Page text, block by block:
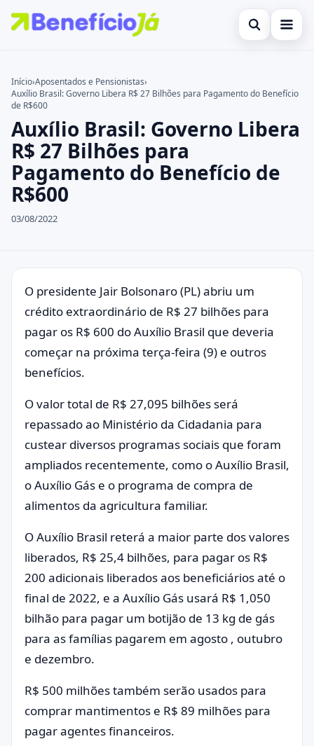
Abrir busca
Cartões de Crédito
Benefícios
Atualidades Econômicas
Legal
Buscar no site
Buscar por:
Pressione Enter para buscar ou ESC para fechar.
Início›Aposentados e Pensionistas›
Auxílio Brasil: Governo Libera R$ 27 Bilhões para Pagamento do Benefício
de R$600
Auxílio Brasil: Governo Libera
R$ 27 Bilhões para
Pagamento do Benefício de
R$600
03/08/2022
O presidente Jair Bolsonaro (PL) abriu um
crédito extraordinário de R$ 27 bilhões para
pagar os R$ 600 do Auxílio Brasil que deveria
começar na próxima terça-feira (9) e outros
benefícios.
O valor total de R$ 27,095 bilhões será
repassado ao Ministério da Cidadania para
custear diversos programas sociais que foram
ampliados recentemente, como o Auxílio Brasil,
o Auxílio Gás e o programa de compra de
alimentos da agricultura familiar.
O Auxílio Brasil reterá a maior parte dos valores
liberados, R$ 25,4 bilhões, para pagar os R$
200 adicionais liberados aos beneficiários até o
final de 2022, e a Auxílio Gás usará R$ 1,050
bilhão para pagar um botijão de 13 kg de gás
para as famílias pagarem em agosto , outubro
e dezembro.
R$ 500 milhões também serão usados ​​para
comprar mantimentos e R$ 89 milhões para
pagar agentes financeiros.